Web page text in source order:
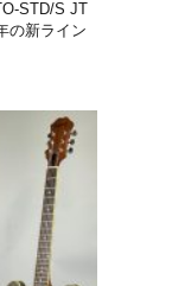
STD/S JT
の新ライン